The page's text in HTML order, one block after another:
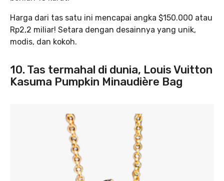
Harga dari tas satu ini mencapai angka $150.000 atau
Rp2,2 miliar! Setara dengan desainnya yang unik,
modis, dan kokoh.
10. Tas termahal di dunia, Louis Vuitton
Kasuma Pumpkin Minaudière Bag